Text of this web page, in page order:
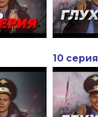
10 серия